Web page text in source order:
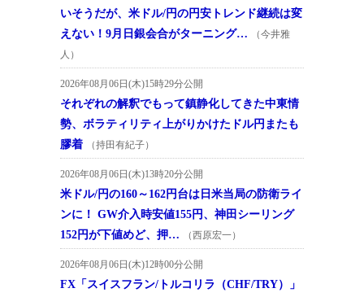
いそうだが、米ドル/円の円安トレンド継続は変
えない！9月日銀会合がターニング…
（今井雅
人）
2026年08月06日(木)15時29分公開
それぞれの解釈でもって鎮静化してきた中東情
勢、ボラティリティ上がりかけたドル円またも
膠着
（持田有紀子）
2026年08月06日(木)13時20分公開
米ドル/円の160～162円台は日米当局の防衛ライ
ンに！ GW介入時安値155円、神田シーリング
152円が下値めど、押…
（西原宏一）
2026年08月06日(木)12時00分公開
FX「スイスフラン/トルコリラ（CHF/TRY）」